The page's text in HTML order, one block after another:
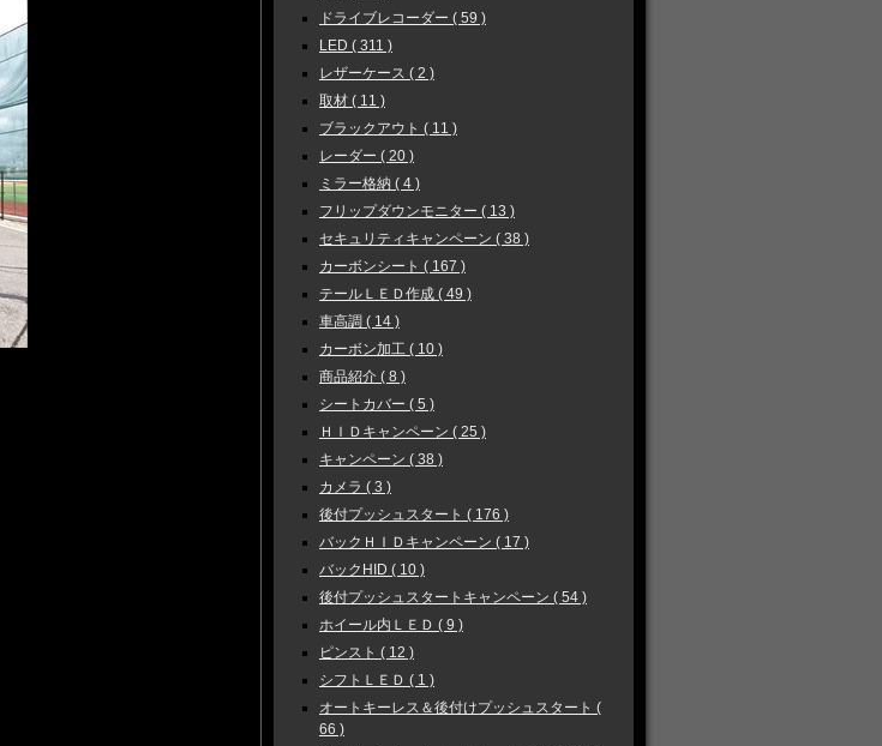
ドライブレコーダー ( 59 )
LED ( 311 )
レザーケース ( 2 )
取材 ( 11 )
ブラックアウト ( 11 )
レーダー ( 20 )
ミラー格納 ( 4 )
フリップダウンモニター ( 13 )
セキュリティキャンペーン ( 38 )
カーボンシート ( 167 )
テールＬＥＤ作成 ( 49 )
車高調 ( 14 )
カーボン加工 ( 10 )
商品紹介 ( 8 )
シートカバー ( 5 )
ＨＩＤキャンペーン ( 25 )
キャンペーン ( 38 )
カメラ ( 3 )
後付プッシュスタート ( 176 )
バックＨＩＤキャンペーン ( 17 )
バックHID ( 10 )
後付プッシュスタートキャンペーン ( 54 )
ホイール内ＬＥＤ ( 9 )
ピンスト ( 12 )
シフトＬＥＤ ( 1 )
オートキーレス＆後付けプッシュスタート (
66 )